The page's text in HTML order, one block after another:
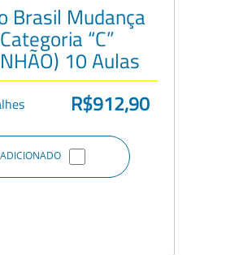
Brasil Mudança
“C”
10 Aulas
R$912,90
ADICIONADO